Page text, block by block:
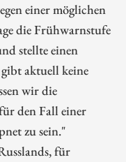
einer möglichen
die Frühwarnstufe
stellte einen
aktuell keine
wir die
den Fall einer
zu sein."
für